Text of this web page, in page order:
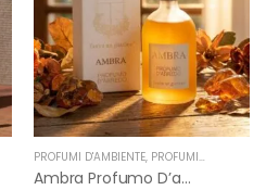
PROFUMATORI A BASTONCINI ,CHIARA FIRENZE
PROFUMI D'AMBIENTE, PROFUMI D'AMBIENTE FIORIRA' UN GIARDINO
Ambra Profumo D’ambiente Di Fiorirà Un Giardino